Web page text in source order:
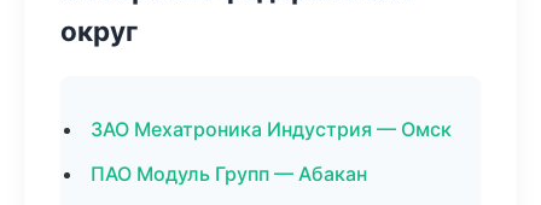
округ
ЗАО Мехатроника Индустрия — Омск
ПАО Модуль Групп — Абакан